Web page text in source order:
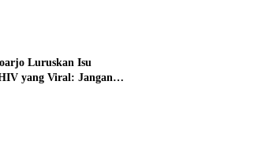
Luruskan Isu
yang Viral: Jangan
Penanganan